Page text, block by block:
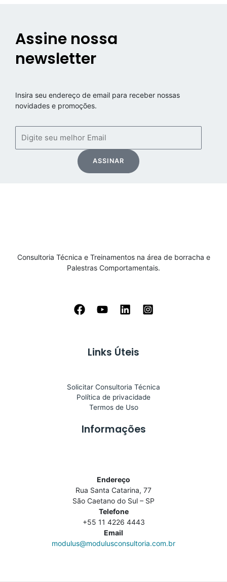
Assine nossa
newsletter
Insira seu endereço de email para receber nossas
novidades e promoções.
ASSINAR
Consultoria Técnica e Treinamentos na área de borracha e
Palestras Comportamentais.
Links Úteis
Solicitar Consultoria Técnica
Política de privacidade
Termos de Uso
Informações
Endereço
Rua Santa Catarina, 77
São Caetano do Sul – SP
Telefone
+55 11 4226 4443
Email
modulus@modulusconsultoria.com.br